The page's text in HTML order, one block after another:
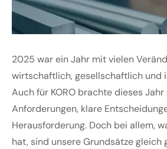
2025 war ein Jahr mit vielen
wirtschaftlich, gesellschaftlich und
Auch für KORO brachte dieses Jahr
Anforderungen, klare
Herausforderung. Doch bei allem,
hat, sind unsere Grundsätze gleich